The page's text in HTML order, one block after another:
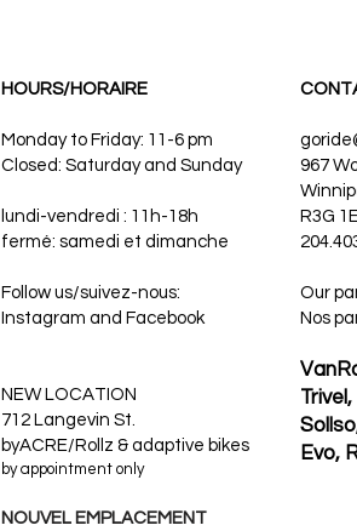
HOURS/HORAIRE
Monday to Friday: 11-6 pm
Closed: Saturday and Sunday
lundi-vendredi : 11h-18h
fermé: samedi et dimanche
Follow us/suivez-nous:
Instagram and Facebook
​NEW LOCATION
712 Langevin St.
byACRE/Rollz & adaptive bikes
by appointment only
NOUVEL EMPLACEMENT
967
R3G
Our
Nos
Trivel,
Evo,